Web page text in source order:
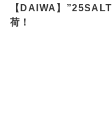
【DAIWA】
荷！